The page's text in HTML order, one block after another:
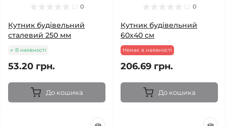
0
Кутник будівельний
сталевий 250 мм
В наявності
53.20 грн.
До кошика
0
Кутник будівельний
60х40 см
Немає в наявності
206.69 грн.
До кошика